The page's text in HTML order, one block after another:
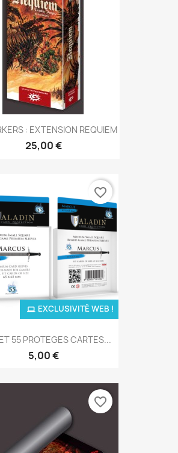
: EXTENSION REQUIEM
25,00 €
55 PROTEGES CARTES...
5,00 €
EXCLUSIVITÉ WEB !
favorite_border
favorite_border